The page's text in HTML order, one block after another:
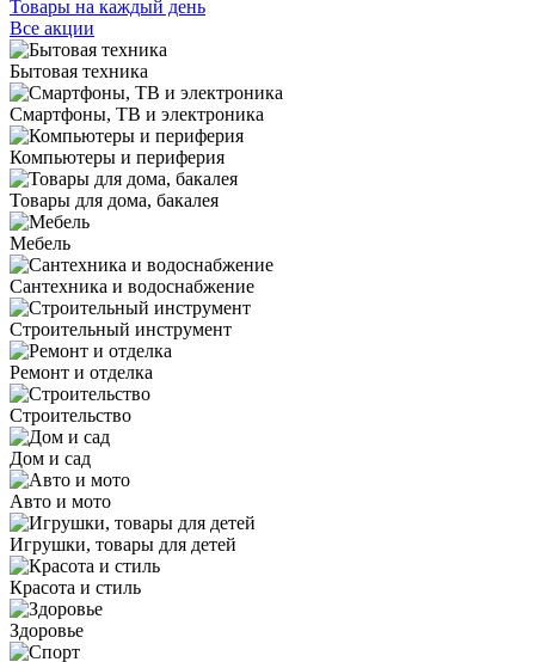
Товары на каждый день
Все акции
Бытовая техника
Смартфоны, ТВ и электроника
Компьютеры и периферия
Товары для дома, бакалея
Мебель
Сантехника и водоснабжение
Строительный инструмент
Ремонт и отделка
Строительство
Дом и сад
Авто и мото
Игрушки, товары для детей
Красота и стиль
Здоровье